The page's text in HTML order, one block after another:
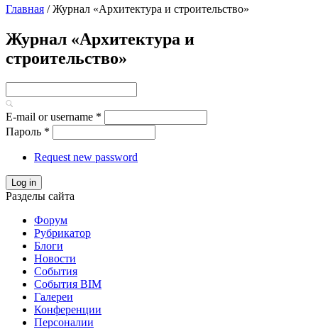
Главная / Журнал «Архитектура и строительство»
Журнал «Архитектура и
строительство»
E-mail or username *
Пароль *
Request new password
Log in
Разделы сайта
Форум
Рубрикатор
Блоги
Новости
События
События BIM
Галереи
Конференции
Персоналии